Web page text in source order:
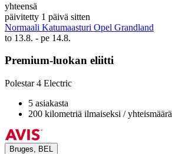
yhteensä
päivitetty 1 päivä sitten
Normaali Katumaasturi Opel Grandland
to 13.8. - pe 14.8.
Premium-luokan eliitti
Polestar 4 Electric
5 asiakasta
200 kilometriä ilmaiseksi / yhteismäärä
Bruges, BEL